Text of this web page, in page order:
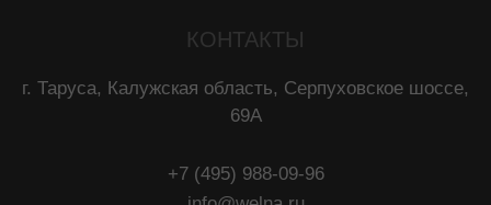
КОНТАКТЫ
г. Таруса, Калужская область, Серпуховское шоссе,
69A
+7 (495) 988-09-96